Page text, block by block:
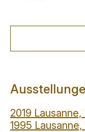
2019
1995